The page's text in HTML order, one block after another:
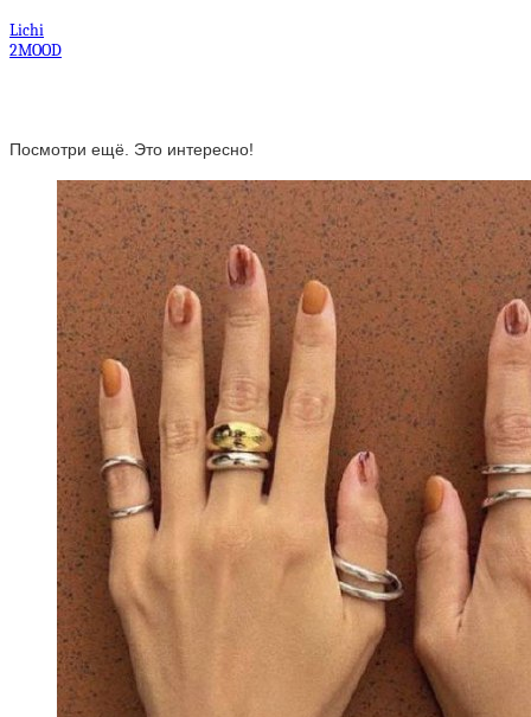
Lichi
2MOOD
Посмотри ещё. Это интересно!